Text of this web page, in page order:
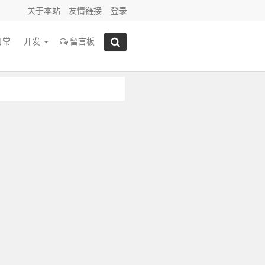
关于本站 友情链接 登录
常 开发 留言板